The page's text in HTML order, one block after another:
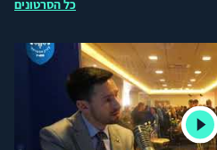
כל הסרטונים